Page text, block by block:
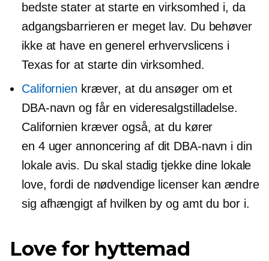
bedste stater at starte en virksomhed i, da
adgangsbarrieren er meget lav. Du behøver
ikke at have en generel erhvervslicens i
Texas for at starte din virksomhed.
Californien kræver, at du ansøger om et
DBA-navn og får en videresalgstilladelse.
Californien kræver også, at du kører
en 4 uger annoncering af dit DBA-navn i din
lokale avis. Du skal stadig tjekke dine lokale
love, fordi de nødvendige licenser kan ændre
sig afhængigt af hvilken by og amt du bor i.
Love for hyttemad